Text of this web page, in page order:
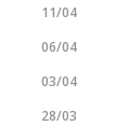
3-1
11/04
06/04
03/04
28/03